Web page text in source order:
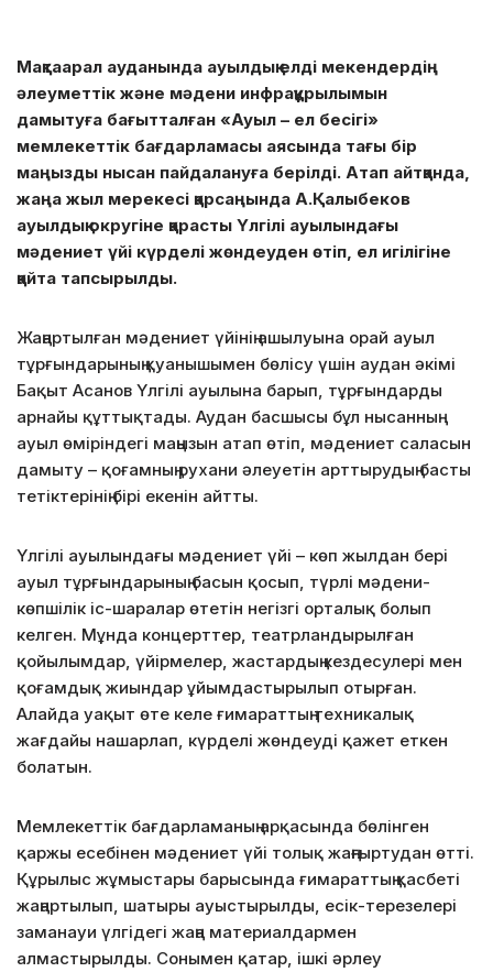
Мақтаарал ауданында ауылдық елді мекендердің
әлеуметтік және мәдени инфрақұрылымын
дамытуға бағытталған «Ауыл – ел бесігі»
мемлекеттік бағдарламасы аясында тағы бір
маңызды нысан пайдалануға берілді. Атап айтқанда,
жаңа жыл мерекесі қарсаңында А.Қалыбеков
ауылдық округіне қарасты Үлгілі ауылындағы
мәдениет үйі күрделі жөндеуден өтіп, ел игілігіне
қайта тапсырылды.
Жаңартылған мәдениет үйінің ашылуына орай ауыл
тұрғындарының қуанышымен бөлісу үшін аудан әкімі
Бақыт Асанов Үлгілі ауылына барып, тұрғындарды
арнайы құттықтады. Аудан басшысы бұл нысанның
ауыл өміріндегі маңызын атап өтіп, мәдениет саласын
дамыту – қоғамның рухани әлеуетін арттырудың басты
тетіктерінің бірі екенін айтты.
Үлгілі ауылындағы мәдениет үйі – көп жылдан бері
ауыл тұрғындарының басын қосып, түрлі мәдени-
көпшілік іс-шаралар өтетін негізгі орталық болып
келген. Мұнда концерттер, театрландырылған
қойылымдар, үйірмелер, жастардың кездесулері мен
қоғамдық жиындар ұйымдастырылып отырған.
Алайда уақыт өте келе ғимараттың техникалық
жағдайы нашарлап, күрделі жөндеуді қажет еткен
болатын.
Мемлекеттік бағдарламаның арқасында бөлінген
қаржы есебінен мәдениет үйі толық жаңғыртудан өтті.
Құрылыс жұмыстары барысында ғимараттың қасбеті
жаңартылып, шатыры ауыстырылды, есік-терезелері
заманауи үлгідегі жаңа материалдармен
алмастырылды. Сонымен қатар, ішкі әрлеу